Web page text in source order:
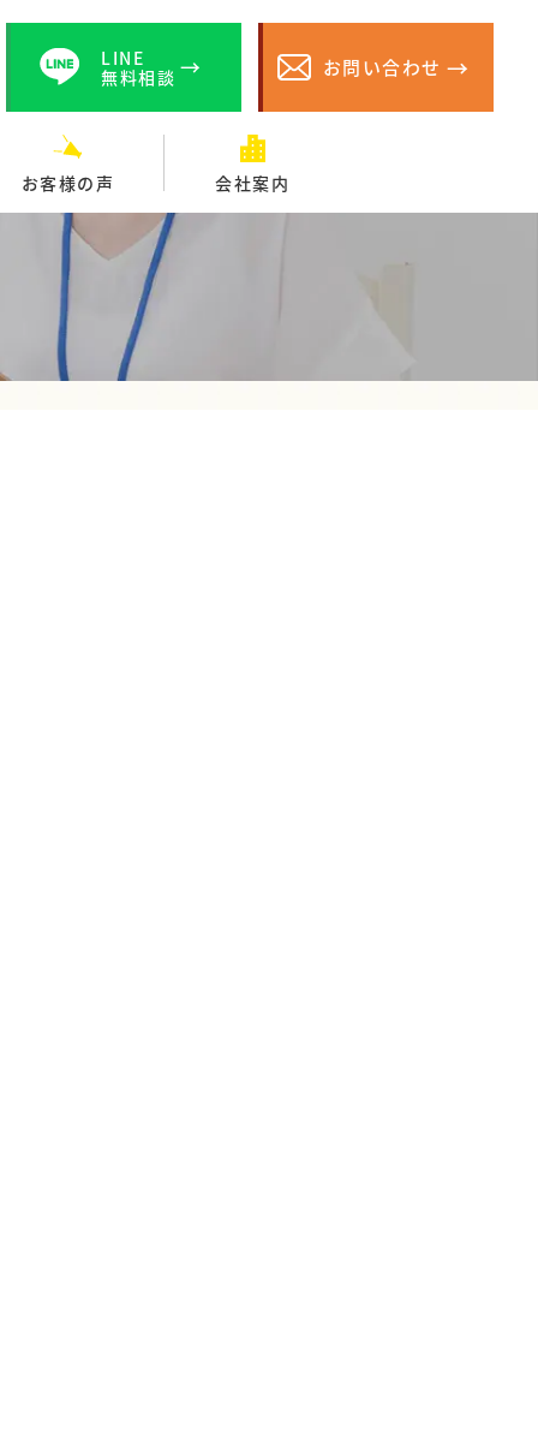
LINE
無料相談
お問い合わせ
お客様の声 会社案内